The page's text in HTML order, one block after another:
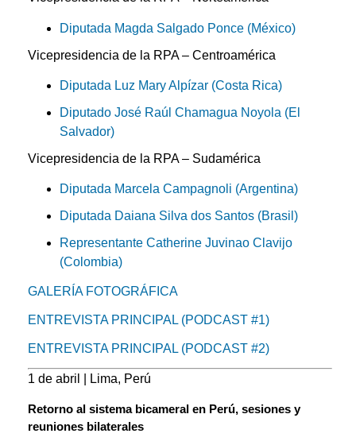
Diputada Magda Salgado Ponce (México)
Vicepresidencia de la RPA – Centroamérica
Diputada Luz Mary Alpízar (Costa Rica)
Diputado José Raúl Chamagua Noyola (El
Salvador)
Vicepresidencia de la RPA – Sudamérica
Diputada Marcela Campagnoli (Argentina)
Diputada Daiana Silva dos Santos (Brasil)
Representante Catherine Juvinao Clavijo
(Colombia)
GALERÍA FOTOGRÁFICA
ENTREVISTA PRINCIPAL (PODCAST #1)
ENTREVISTA PRINCIPAL (PODCAST #2)
1 de abril | Lima, Perú
Retorno al sistema bicameral en Perú, sesiones y
reuniones bilaterales